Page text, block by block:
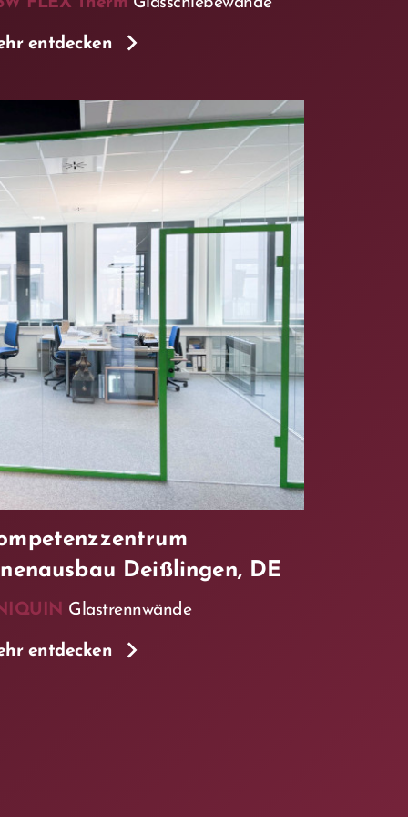
entdecken
Deißlingen, DE
Glastrennwände
entdecken